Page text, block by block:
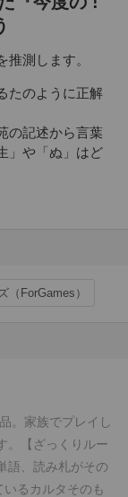
測します。
たのように正解
の記述から言葉
」や「ぬ」はど
（ForGames）
。 家族でプレイし
【ざっくりルー
語、読み札がその
るカルタそのも